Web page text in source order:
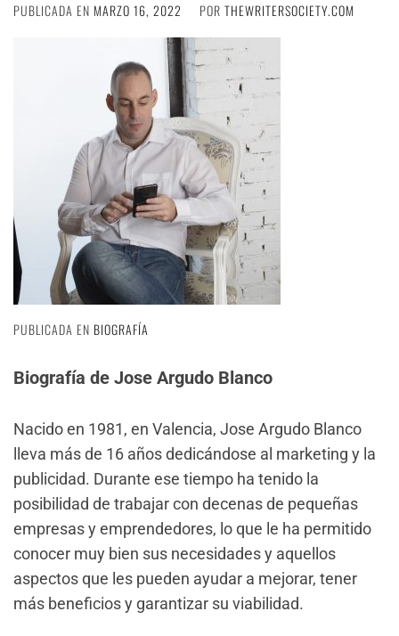
PUBLICADA EN MARZO 16, 2022 POR THEWRITERSOCIETY.COM
PUBLICADA EN BIOGRAFÍA
Biografía de Jose Argudo Blanco
Nacido en 1981, en Valencia, Jose Argudo Blanco
lleva más de 16 años dedicándose al marketing y la
publicidad. Durante ese tiempo ha tenido la
posibilidad de trabajar con decenas de pequeñas
empresas y emprendedores, lo que le ha permitido
conocer muy bien sus necesidades y aquellos
aspectos que les pueden ayudar a mejorar, tener
más beneficios y garantizar su viabilidad.